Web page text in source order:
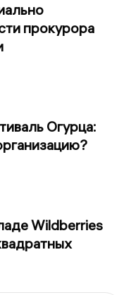
прокурора
Огурца:
Wildberries